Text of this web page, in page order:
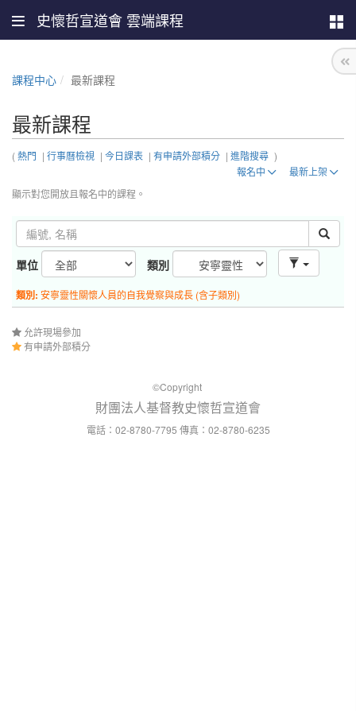
史懷哲宣道會 雲端課程
課程中心 最新課程
最新課程
(熱門 | 行事曆檢視 | 今日課表 | 有申請外部積分 | 進階搜尋 )
報名中
最新上架
顯示對您開放且報名中的課程。
單位 類別
類別: 安寧靈性關懷人員的自我覺察與成長 (含子類別)
允許現場參加
有申請外部積分
©Copyright
財團法人基督教史懷哲宣道會
電話：02-8780-7795 傳真：02-8780-6235